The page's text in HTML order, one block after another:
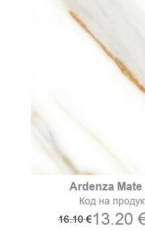
Ardenza
Код на
16.10 €13.20